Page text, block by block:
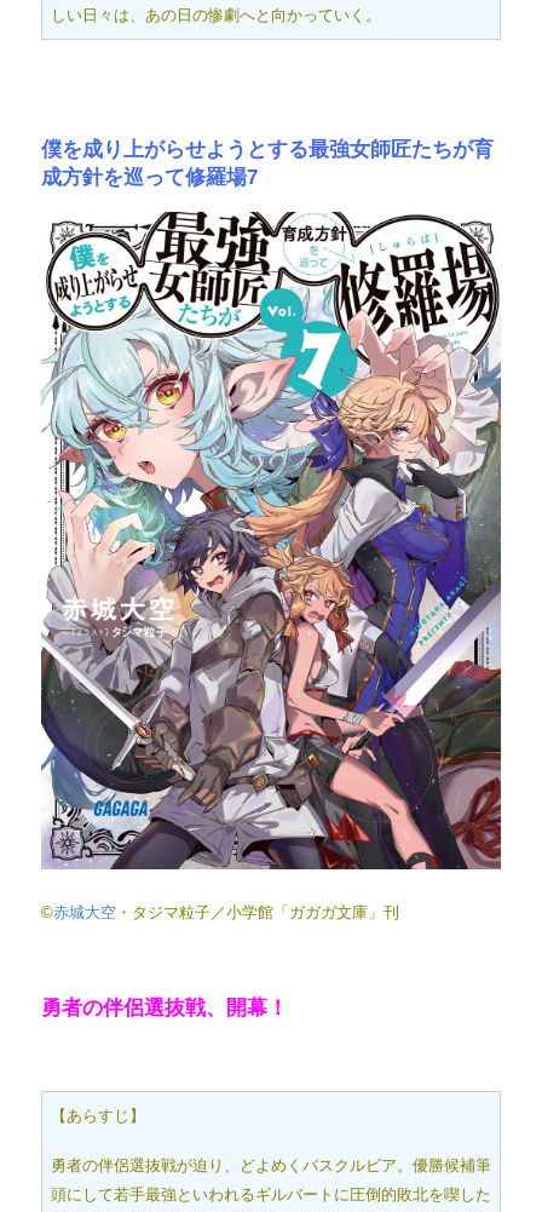
しい日々は、あの日の惨劇へと向かっていく。
僕を成り上がらせようとする最強女師匠たちが育
成方針を巡って修羅場7
©赤城大空 ・タジマ粒子／小学館「ガガガ文庫」刊
勇者の伴侶選抜戦、開幕！
【あらすじ】
勇者の伴侶選抜戦が迫り、どよめくバスクルビア。優勝候補筆
頭にして若手最強といわれるギルバートに圧倒的敗北を喫した